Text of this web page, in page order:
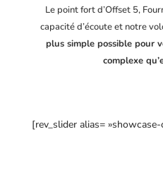
Le point fort d’Offset 5,
capacité d’écoute et notre
plus simple possible pour
complexe
[rev_slider alias=